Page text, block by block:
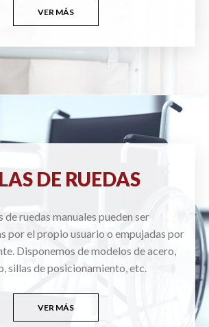
VER MÁS
DE RUEDAS
de ruedas manuales pueden ser
por el propio usuario o empujadas por
Disponemos de modelos de acero,
sillas de posicionamiento, etc.
VER MÁS